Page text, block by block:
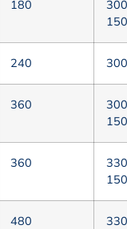
180
150
240
360
150
360
150
480